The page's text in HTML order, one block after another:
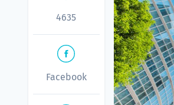
4635
Facebook